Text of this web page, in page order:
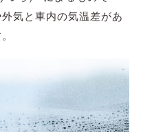
気と車内の気温差があ